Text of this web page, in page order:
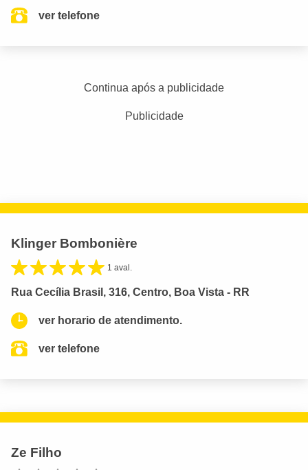
ver telefone
Continua após a publicidade
Publicidade
Klinger Bombonière
1 aval.
Rua Cecília Brasil, 316, Centro, Boa Vista - RR
ver horario de atendimento.
ver telefone
Ze Filho